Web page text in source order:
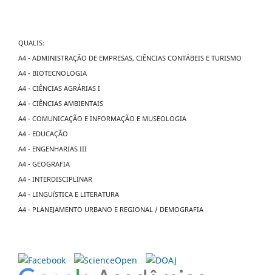
QUALIS:
A4 - ADMINISTRAÇÃO DE EMPRESAS, CIÊNCIAS CONTÁBEIS E TURISMO
A4 - BIOTECNOLOGIA
A4 - CIÊNCIAS AGRÁRIAS I
A4 - CIÊNCIAS AMBIENTAIS
A4 - COMUNICAÇÃO E INFORMAÇÃO E MUSEOLOGIA
A4 - EDUCAÇÃO
A4 - ENGENHARIAS III
A4 - GEOGRAFIA
A4 - INTERDISCIPLINAR
A4 - LINGUíSTICA E LITERATURA
A4 - PLANEJAMENTO URBANO E REGIONAL / DEMOGRAFIA